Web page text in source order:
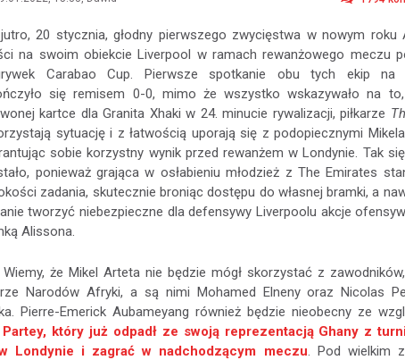
20 stycznia, głodny pierwszego zwycięstwa w nowym roku
na swoim obiekcie Liverpool w ramach rewanżowego meczu
Carabao Cup. Pierwsze spotkanie obu tych ekip na
się remisem 0-0, mimo że wszystko wskazywało na
kartce dla Granita Xhaki w 24. minucie rywalizacji, piłkarze
sytuację i z łatwością uporają się z podopiecznymi
sobie korzystny wynik przed rewanżem w Londynie. Tak
ponieważ grająca w osłabieniu młodzież z The Emirates
zadania, skutecznie broniąc dostępu do własnej bramki, a
tworzyć niebezpieczne dla defensywy Liverpoolu akcje
Alissona.
że Mikel Arteta nie będzie mógł skorzystać z
Narodów Afryki, a są nimi Mohamed Elneny oraz Nicolas
Pierre-Emerick Aubameyang również będzie nieobecny ze
który już odpadł ze swoją reprezentacją Ghany z
Londynie i zagrać w nadchodzącym meczu. Pod wielkim